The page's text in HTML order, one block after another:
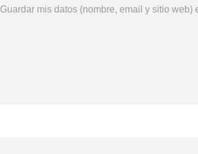
Guardar mis datos (nombre, email y sitio